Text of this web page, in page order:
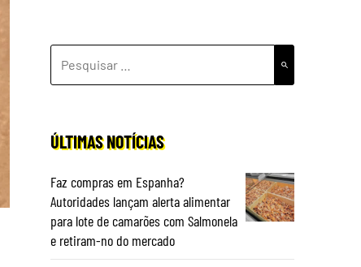
POR:
ÚLTIMAS NOTÍCIAS
Faz compras em Espanha?
Autoridades lançam alerta alimentar
para lote de camarões com Salmonela
e retiram-no do mercado